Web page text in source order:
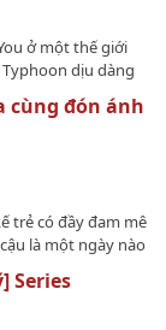
ở một thế giới
dịu dàng
cùng đón ánh
trẻ có đầy đam mê
là một ngày nào
bị giới mộ điệu
như chưa có sự
Series